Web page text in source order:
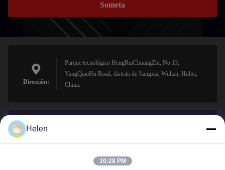
Someta
Dirección:
Parque tecnológico HengRuiChuangZhi, No 13,
YangQiaoHu Road, distrito de Jiangxia, Wuhan, Hubei,
China.
El correo
Helen
10:28 PM